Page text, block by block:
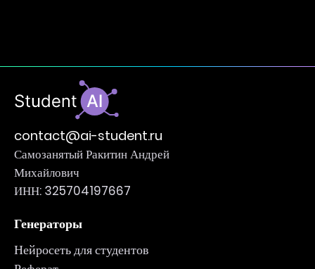
contact@ai-student.ru
Самозанятый Ракитин Андрей
Михайлович
ИНН: 325704197667
Генераторы
Нейросеть для студентов